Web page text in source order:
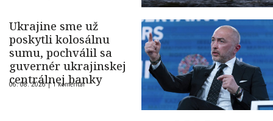
Ukrajine sme už
poskytli kolosálnu
sumu, pochválil sa
guvernér ukrajinskej
centrálnej banky
06. 08. 2026 |1 komentár